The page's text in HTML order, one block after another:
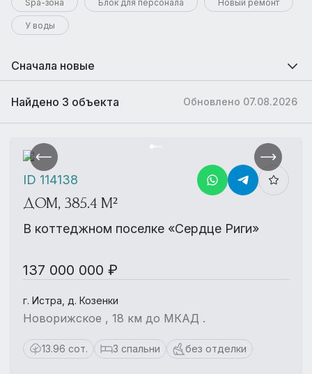
Spa-зона Блок для персонала Новый ремонт
У воды
Сначала новые
Обновлено 07.08.2026
Найдено 3 объекта
ДОМ, 385.4 М²
В коттеджном поселке «Сердце Риги»
137 000 000 ₽
г. Истра, д. Козенки
Новорижское , 18 км до МКАД .
13.96 сот. 3 спальни без отделки
ID 114138